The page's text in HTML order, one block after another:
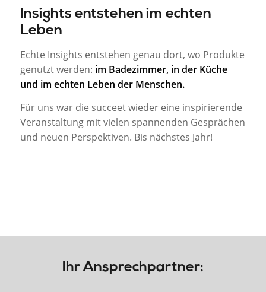
Insights entstehen im echten
Leben
Echte Insights entstehen genau dort, wo Produkte
genutzt werden: im Badezimmer, in der Küche
und im echten Leben der Menschen.
Für uns war die succeet wieder eine inspirierende
Veranstaltung mit vielen spannenden Gesprächen
und neuen Perspektiven. Bis nächstes Jahr!
Ihr Ansprechpartner: